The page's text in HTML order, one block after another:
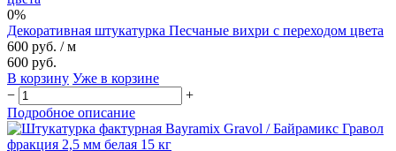
0%
Декоративная штукатурка Песчаные вихри с переходом цвета
600 руб. / м
600 руб.
В корзину Уже в корзине
−
+
Подробное описание